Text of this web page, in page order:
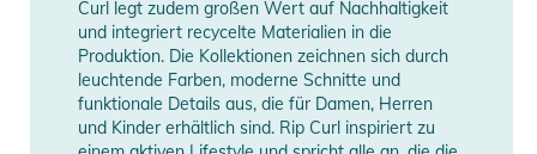
Curl legt zudem großen Wert auf Nachhaltigkeit
und integriert recycelte Materialien in die
Produktion. Die Kollektionen zeichnen sich durch
leuchtende Farben, moderne Schnitte und
funktionale Details aus, die für Damen, Herren
und Kinder erhältlich sind. Rip Curl inspiriert zu